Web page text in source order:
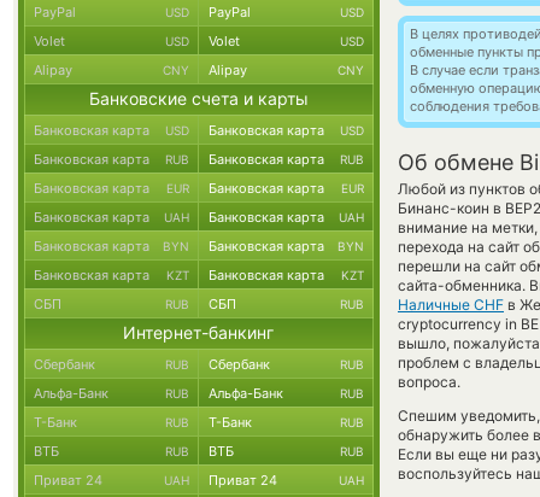
В целях
обменные пункты
В случае если
обменную
соблюдения
Об обмене
Любой из пунктов
Бинанс-коин в
внимание на
перехода на сайт
перешли на сайт
сайта-обменника.
Наличные CHF в
cryptocurrency in
вышло,
проблем с
вопроса.
Спешим
обнаружить более
Если вы еще ни
воспользуйтесь
PayPal USD PayPal USD
Volet USD Volet USD
Alipay CNY Alipay CNY
Банковские счета и карты
Банковская карта USD Банковская карта USD
Банковская карта RUB Банковская карта RUB
Банковская карта EUR Банковская карта EUR
Банковская карта UAH Банковская карта UAH
Банковская карта BYN Банковская карта BYN
Банковская карта KZT Банковская карта KZT
СБП RUB СБП RUB
Интернет-банкинг
Сбербанк RUB Сбербанк RUB
Альфа-Банк RUB Альфа-Банк RUB
Т-Банк RUB Т-Банк RUB
ВТБ RUB ВТБ RUB
Приват 24 UAH Приват 24 UAH